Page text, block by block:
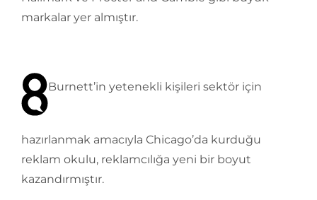
markalar yer almıştır.
Burnett’in yetenekli kişileri sektör için
hazırlanmak amacıyla Chicago’da kurduğu
reklam okulu, reklamcılığa yeni bir boyut
kazandırmıştır.